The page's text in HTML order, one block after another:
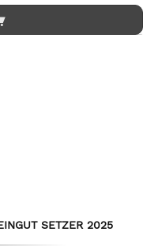
SETZER 2025